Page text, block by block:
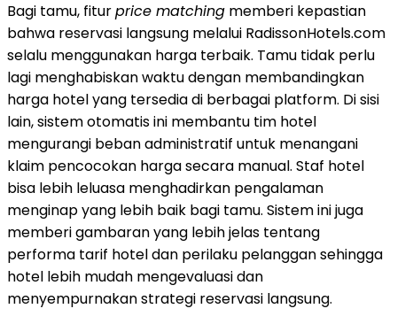
Bagi tamu, fiturprice matching memberi kepastian
bahwa reservasi langsung melalui RadissonHotels.com
selalu menggunakan harga terbaik. Tamu tidak perlu
lagi menghabiskan waktu dengan membandingkan
harga hotel yang tersedia di berbagai platform. Di sisi
lain, sistem otomatis ini membantu tim hotel
mengurangi beban administratif untuk menangani
klaim pencocokan harga secara manual. Staf hotel
bisa lebih leluasa menghadirkan pengalaman
menginap yang lebih baik bagi tamu. Sistem ini juga
memberi gambaran yang lebih jelas tentang
performa tarif hotel dan perilaku pelanggan sehingga
hotel lebih mudah mengevaluasi dan
menyempurnakan strategi reservasi langsung.